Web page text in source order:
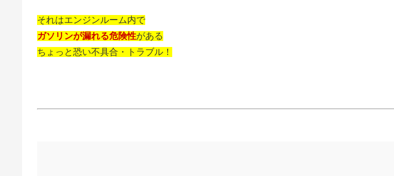
それはエンジンルーム内で
ガソリンが漏れる危険性がある
ちょっと恐い不具合・トラブル！